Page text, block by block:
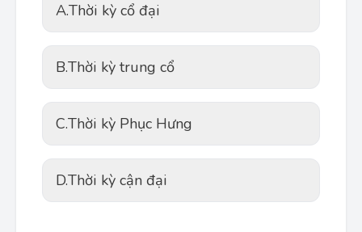
A.Thời kỳ cổ đại
B.Thời kỳ trung cổ
C.Thời kỳ Phục Hưng
D.Thời kỳ cận đại